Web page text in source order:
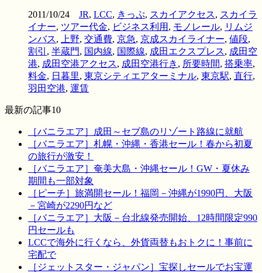
2011/10/24 JR, LCC, きっぷ, スカイアクセス, スカイラ
イナー, ツアー代金, ビジネス利用 , モノレール, リムジ
ンバス, 上野, 交通費, 京急, 京成スカイライナー, 値段,
割引 , 半蔵門, 国内線, 国際線, 成田エクスプレス, 成田空
港, 成田空港アクセス, 成田空港行き , 所要時間, 搭乗率,
料金, 日暮里, 東京シティエアターミナル, 東京駅, 直行,
羽田空港, 運賃
最新の記事10
［バニラエア］成田～セブ島のリゾート路線に就航
［バニラエア］札幌・沖縄・香港セール！春から初夏
の旅行が激安！
［バニラエア］奄美大島・沖縄セール！GW・夏休み
期間も一部対象
［ピーチ］旅満開セール！福岡－沖縄が1990円、大阪
－宮崎が2290円など
［バニラエア］大阪－台北線発売開始、12時間限定990
円セールも
LCCで海外に行くなら、外貨両替もおトクに！事前に
宅配で
［ジェットスター・ジャパン］宝探しセールでお宝運